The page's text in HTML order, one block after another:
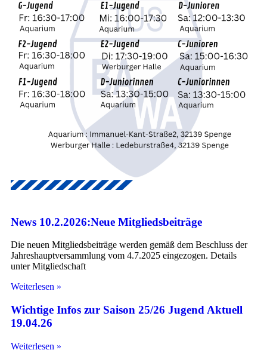
News 10.2.2026:Neue Mitgliedsbeiträge
Die neuen Mitgliedsbeiträge werden gemäß dem Beschluss der
Jahreshauptversammlung vom 4.7.2025 eingezogen. Details
unter Mitgliedschaft
Weiterlesen »
Wichtige Infos zur Saison 25/26 Jugend Aktuell
19.04.26
Weiterlesen »